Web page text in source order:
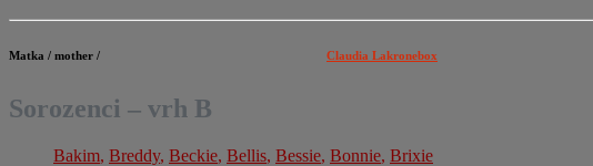
Matka / mother / Claudia Lakronebox
Sorozenci – vrh B
Bakim, Breddy, Beckie, Bellis, Bessie, Bonnie, Brixie